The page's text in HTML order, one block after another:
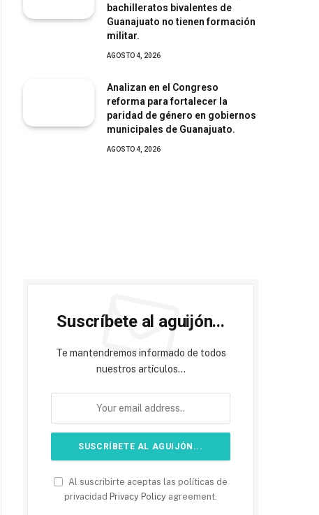
bachilleratos bivalentes de
Guanajuato no tienen formación
militar.
AGOSTO 4, 2026
Analizan en el Congreso
reforma para fortalecer la
paridad de género en gobiernos
municipales de Guanajuato.
AGOSTO 4, 2026
Suscríbete al aguijón...
Te mantendremos informado de todos
nuestros artículos...
Al suscribirte aceptas las políticas de
privacidad Privacy Policy agreement.